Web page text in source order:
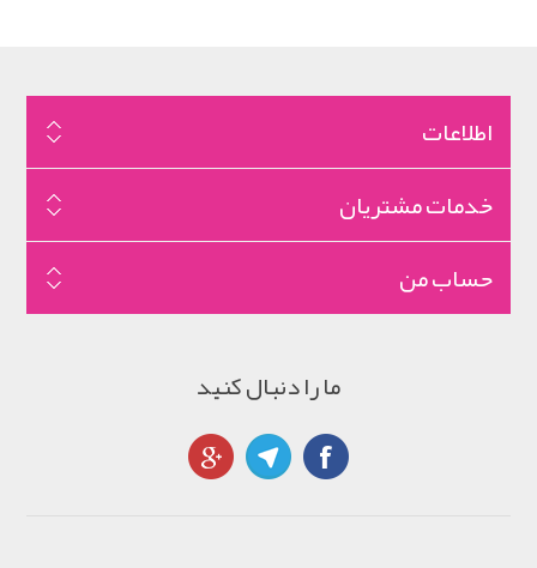
اطلاعات
خدمات مشتریان
حساب من
ما را دنبال کنید